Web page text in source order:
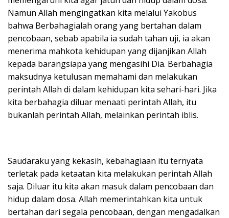
Namun Allah mengingatkan kita melalui Yakobus
bahwa Berbahagialah orang yang bertahan dalam
pencobaan, sebab apabila ia sudah tahan uji, ia akan
menerima mahkota kehidupan yang dijanjikan Allah
kepada barangsiapa yang mengasihi Dia. Berbahagia
maksudnya ketulusan memahami dan melakukan
perintah Allah di dalam kehidupan kita sehari-hari. Jika
kita berbahagia diluar menaati perintah Allah, itu
bukanlah perintah Allah, melainkan perintah iblis.
Saudaraku yang kekasih, kebahagiaan itu ternyata
terletak pada ketaatan kita melakukan perintah Allah
saja. Diluar itu kita akan masuk dalam pencobaan dan
hidup dalam dosa. Allah memerintahkan kita untuk
bertahan dari segala pencobaan, dengan mengadalkan